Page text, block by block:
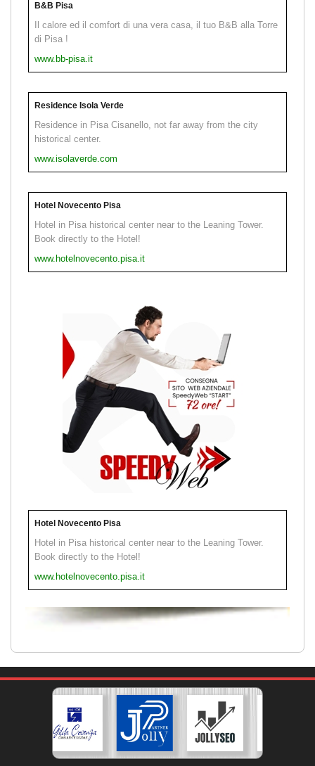
B&B Pisa
Il calore ed il comfort di una vera casa, il tuo B&B alla Torre
di Pisa !
www.bb-pisa.it
Residence Isola Verde
Residence in Pisa Cisanello, not far away from the city
historical center.
www.isolaverde.com
Hotel Novecento Pisa
Hotel in Pisa historical center near to the Leaning Tower.
Book directly to the Hotel!
www.hotelnovecento.pisa.it
Hotel Novecento Pisa
Hotel in Pisa historical center near to the Leaning Tower.
Book directly to the Hotel!
www.hotelnovecento.pisa.it